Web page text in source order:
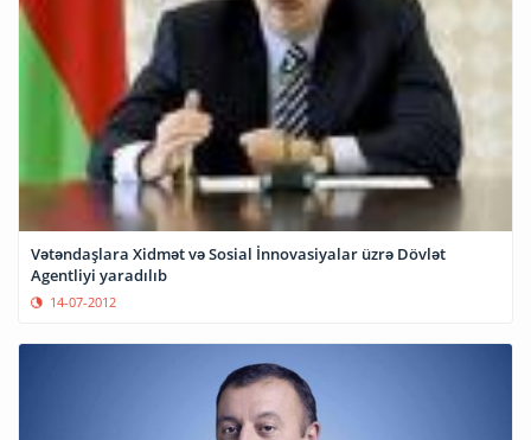
Vətəndaşlara Xidmət və Sosial İnnovasiyalar üzrə Dövlət
Agentliyi yaradılıb
14-07-2012